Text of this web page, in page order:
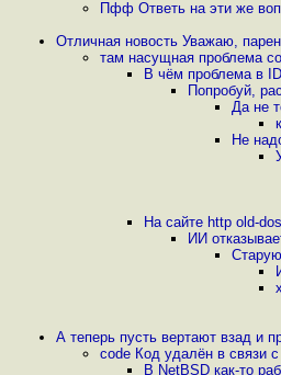
Пфф Ответь на эти же
Отличная новость Уважаю,
там насущная проблема
В чём проблема в
Попробуй,
Да не
Не
На сайте http old-
ИИ
А теперь пусть вертают взад и
code Код удалён в связи
В NetBSD как-то